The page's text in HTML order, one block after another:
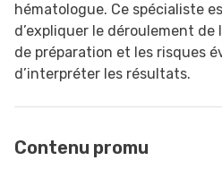
hématologue. Ce spécialiste
d’expliquer le déroulement de
de préparation et les risques
d’interpréter les résultats.